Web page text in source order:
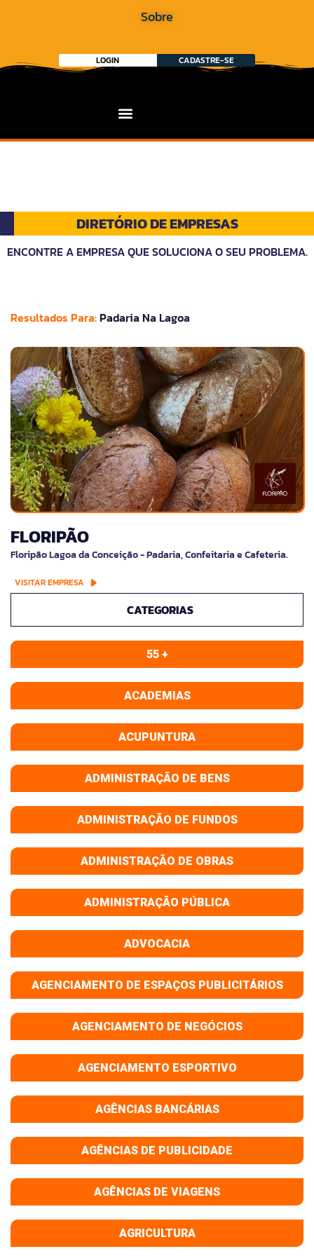
Sobre
LOGIN CADASTRE-SE
DIRETÓRIO DE EMPRESAS
ENCONTRE A EMPRESA QUE SOLUCIONA O SEU PROBLEMA.
Resultados Para: Padaria Na Lagoa
FLORIPÃO
Floripão Lagoa da Conceição - Padaria, Confeitaria e Cafeteria.
VISITAR EMPRESA
CATEGORIAS
55 +
ACADEMIAS
ACUPUNTURA
ADMINISTRAÇÃO DE BENS
ADMINISTRAÇÃO DE FUNDOS
ADMINISTRAÇÃO DE OBRAS
ADMINISTRAÇÃO PÚBLICA
ADVOCACIA
AGENCIAMENTO DE ESPAÇOS PUBLICITÁRIOS
AGENCIAMENTO DE NEGÓCIOS
AGENCIAMENTO ESPORTIVO
AGÊNCIAS BANCÁRIAS
AGÊNCIAS DE PUBLICIDADE
AGÊNCIAS DE VIAGENS
AGRICULTURA